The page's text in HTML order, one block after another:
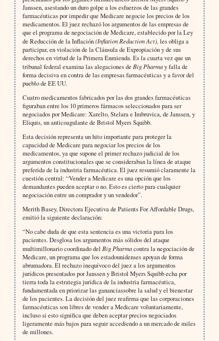
Janssen, asestando un duro golpe a los esfuerzos de las grandes
farmacéuticas por impedir que Medicare negocie los precios de los
medicamentos. El juez rechazó los argumentos de las empresas de
que el programa de negociación de Medicare, establecido por la Ley
de Reducción de la Inflación(Inflation Reduction Act), les obliga a
participar, en violación de la Cláusula de Expropiación y de sus
derechos en virtud de la Primera Enmienda. Es la cuarta vez que un
tribunal federal examina las alegaciones de Big Pharmay falla de
forma decisiva en contra de las empresas farmacéuticas y a favor del
pueblo de EE UU.
Cuatro medicamentos fabricados por las dos grandes farmacéuticas
figuraban entre los 10 primeros fármacos seleccionados para ser
negociados por Medicare: Xarelto, Stelara e Imbruvica, de Janssen, y
Eliquis, un anticoagulante de Bristol Myers Squibb.
Esta decisión representa un hito importante para proteger la
capacidad de Medicare para negociar los precios de los
medicamentos, ya que supone el primer rechazo judicial de los
argumentos constitucionales que se consideraban la línea de ataque
preferida de la industria farmacéutica. El juez resumió claramente la
cuestión central: “Vender a Medicare es una opción que los
demandantes pueden aceptar o no. Esto es cierto para cualquier
negociación entre un comprador y un vendedor”.
Merith Basey, Directora Ejecutiva de Patients For Affordable Drugs,
emitió la siguiente declaración:
“No cabe duda de que esta sentencia es una victoria para los
pacientes. Desglosa los argumentos más sólidos del ataque
multimillonario coordinado del Big Pharmacontra la negociación de
Medicare, un programa que los estadounidenses apoyan de forma
abrumadora. El rechazo inequívoco del juez a los argumentos
jurídicos presentados por Janssen y Bristol Myers Squibb echa por
tierra toda la estrategia jurídica de la industria farmacéutica,
fundamentada en priorizar las gananciassobre la salud y el bienestar
de los pacientes. La decisión del juez reafirma que las corporaciones
farmacéuticas son libres de vender a Medicare voluntariamente,
incluso si esto significa que deben aceptar precios negociados
ligeramente más bajos para seguir accediendo a un mercado de miles
de millones.